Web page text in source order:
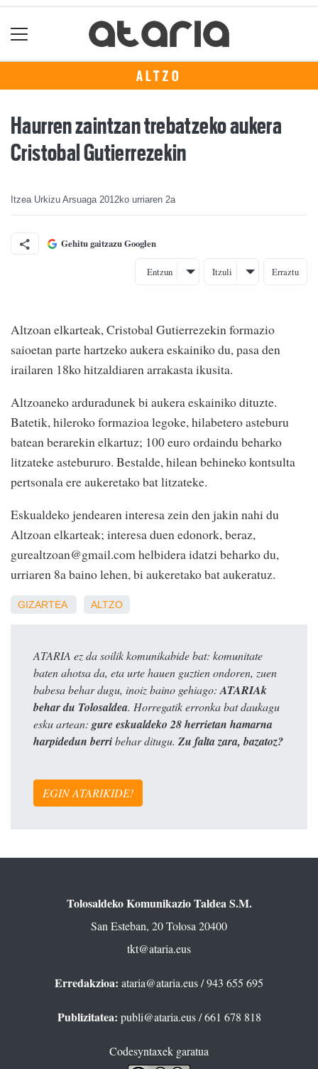
ALTZO
Haurren zaintzan trebatzeko aukera
Cristobal Gutierrezekin
Itzea Urkizu Arsuaga 2012ko urriaren 2a
Gehitu gaitzazu Googlen
Entzun Itzuli Erraztu
Altzoan elkarteak, Cristobal Gutierrezekin formazio
saioetan parte hartzeko aukera eskainiko du, pasa den
irailaren 18ko hitzaldiaren arrakasta ikusita.
Altzoaneko arduradunek bi aukera eskainiko dituzte.
Batetik, hileroko formazioa legoke, hilabetero asteburu
batean berarekin elkartuz; 100 euro ordaindu beharko
litzateke astebururo. Bestalde, hilean behineko kontsulta
pertsonala ere aukeretako bat litzateke.
Eskualdeko jendearen interesa zein den jakin nahi du
Altzoan elkarteak; interesa duen edonork, beraz,
gurealtzoan@gmail.com helbidera idatzi beharko du,
urriaren 8a baino lehen, bi aukeretako bat aukeratuz.
GIZARTEA ALTZO
ATARIA ez da soilik komunikabide bat: komunitate
baten ahotsa da, eta urte hauen guztien ondoren, zuen
babesa behar dugu, inoiz baino gehiago: ATARIAk
behar du Tolosaldea. Horregatik erronka bat daukagu
esku artean: gure eskualdeko 28 herrietan hamarna
harpidedun berribehar ditugu. Zu falta zara, bazatoz?
EGIN ATARIKIDE!
Tolosaldeko Komunikazio Taldea S.M.
San Esteban, 20 Tolosa 20400
tkt@ataria.eus
Erredakzioa: ataria@ataria.eus/ 943 655 695
Publizitatea: publi@ataria.eus/ 661 678 818
Codesyntaxek garatua